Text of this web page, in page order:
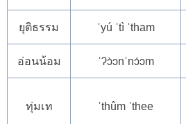
ยุติธรรม ˈyú ˈtì ˈtham
อ่อนน้อม ˈʔɔ̀ɔnˈnɔ́ɔm
ทุ่มเท ˈthûm ˈthee